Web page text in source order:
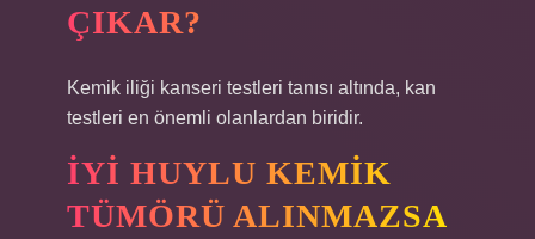
ÇIKAR?
Kemik iliği kanseri testleri tanısı altında, kan
testleri en önemli olanlardan biridir.
İYI HUYLU KEMIK
TÜMÖRÜ ALINMAZSA